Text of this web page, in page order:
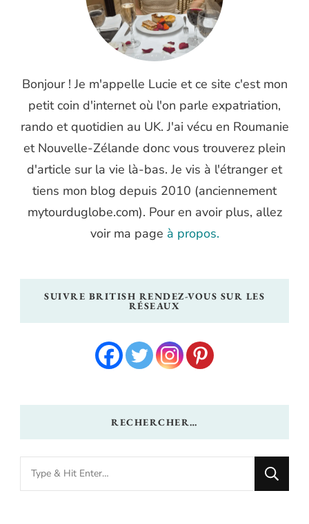
Bonjour ! Je m'appelle Lucie et ce site c'est mon
petit coin d'internet où l'on parle expatriation,
rando et quotidien au UK. J'ai vécu en Roumanie
et Nouvelle-Zélande donc vous trouverez plein
d'article sur la vie là-bas. Je vis à l'étranger et
tiens mon blog depuis 2010 (anciennement
mytourduglobe.com). Pour en avoir plus, allez
voir ma page à propos.
SUIVRE BRITISH RENDEZ-VOUS SUR LES
RÉSEAUX
RECHERCHER…
Looking
for